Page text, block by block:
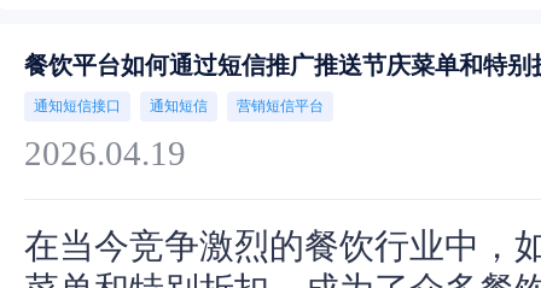
餐饮平台如何通过短信推广推送节庆菜单和特别
通知短信接口 通知短信 营销短信平台
2026.04.19
在当今竞争激烈的餐饮行业中，